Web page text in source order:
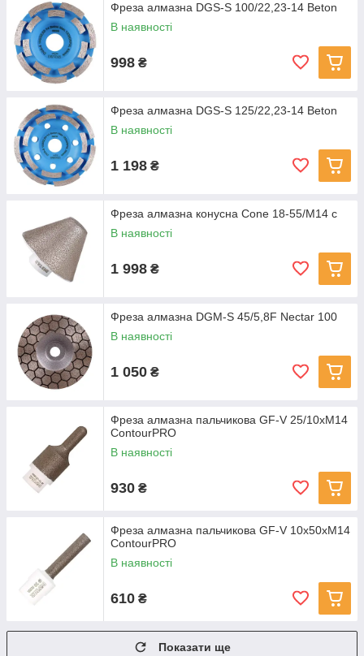
Фреза алмазна DGS-S 100/22,23-14 Beton
В наявності
998 ₴
Фреза алмазна DGS-S 125/22,23-14 Beton
В наявності
1 198 ₴
Фреза алмазна конусна Cone 18-55/M14 с
В наявності
1 998 ₴
Фреза алмазна DGM-S 45/5,8F Nectar 100
В наявності
1 050 ₴
Фреза алмазна пальчикова GF-V 25/10xM14
ContourPRO
В наявності
930 ₴
Фреза алмазна пальчикова GF-V 10x50xM14
ContourPRO
В наявності
610 ₴
Показати ще